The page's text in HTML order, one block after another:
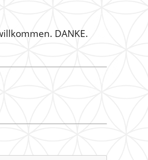
DANKE.